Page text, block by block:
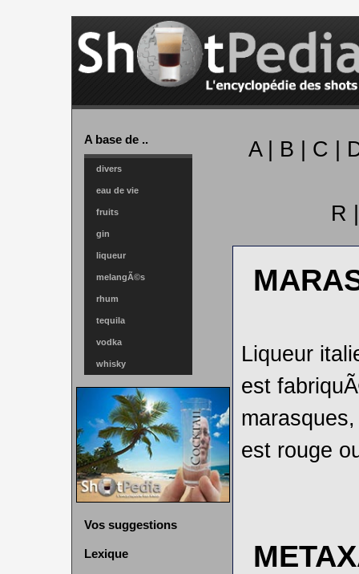
A base de ..
divers
eau de vie
fruits
gin
liqueur
melangÃ©s
rhum
tequila
vodka
whisky
Vos suggestions
Lexique
A | B | C |
R
Liqueur
est
est rouge